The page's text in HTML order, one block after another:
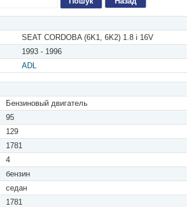
SEAT CORDOBA (6K1, 6K2) 1.8 i 16V
1993 - 1996
ADL
Бензиновый двигатель
95
129
1781
4
бензин
седан
1781